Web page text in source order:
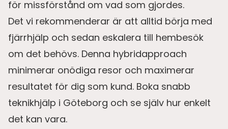
för missförstånd om vad som gjordes.
Det vi rekommenderar är att alltid börja med
fjärrhjälp och sedan eskalera till hembesök
om det behövs. Denna hybridapproach
minimerar onödiga resor och maximerar
resultatet för dig som kund. Boka snabb
teknikhjälp i Göteborg och se själv hur enkelt
det kan vara.